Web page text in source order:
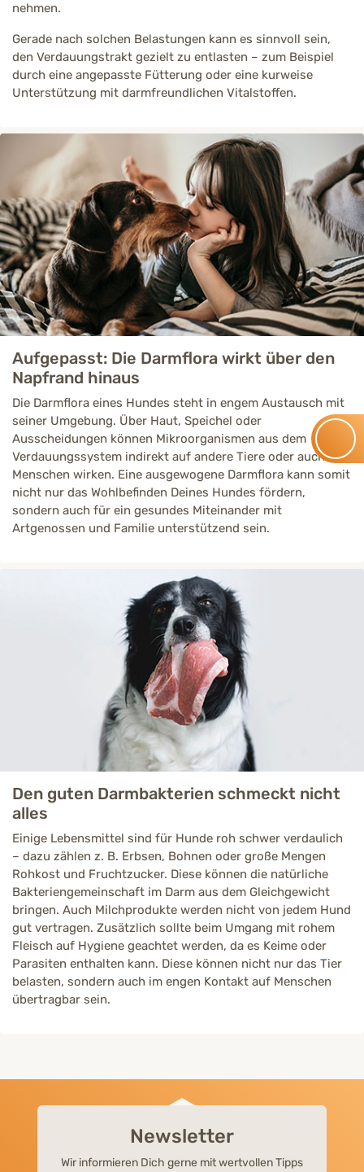
nehmen.
Gerade nach solchen Belastungen kann es sinnvoll sein,
den Verdauungstrakt gezielt zu entlasten – zum Beispiel
durch eine angepasste Fütterung oder eine kurweise
Unterstützung mit darmfreundlichen Vitalstoffen.
Aufgepasst: Die Darmflora wirkt über den
Napfrand hinaus
Die Darmflora eines Hundes steht in engem Austausch mit
seiner Umgebung. Über Haut, Speichel oder
Ausscheidungen können Mikroorganismen aus dem
Verdauungssystem indirekt auf andere Tiere oder auch den
Menschen wirken. Eine ausgewogene Darmflora kann somit
nicht nur das Wohlbefinden Deines Hundes fördern,
sondern auch für ein gesundes Miteinander mit
Artgenossen und Familie unterstützend sein.
Den guten Darmbakterien schmeckt nicht
alles
Einige Lebensmittel sind für Hunde roh schwer verdaulich
– dazu zählen z. B. Erbsen, Bohnen oder große Mengen
Rohkost und Fruchtzucker. Diese können die natürliche
Bakteriengemeinschaft im Darm aus dem Gleichgewicht
bringen. Auch Milchprodukte werden nicht von jedem Hund
gut vertragen. Zusätzlich sollte beim Umgang mit rohem
Fleisch auf Hygiene geachtet werden, da es Keime oder
Parasiten enthalten kann. Diese können nicht nur das Tier
belasten, sondern auch im engen Kontakt auf Menschen
übertragbar sein.
Newsletter
Wir informieren Dich gerne mit wertvollen Tipps